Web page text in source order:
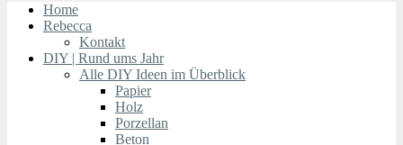
Home
Rebecca
Kontakt
DIY | Rund ums Jahr
Alle DIY Ideen im Überblick
Papier
Holz
Porzellan
Beton